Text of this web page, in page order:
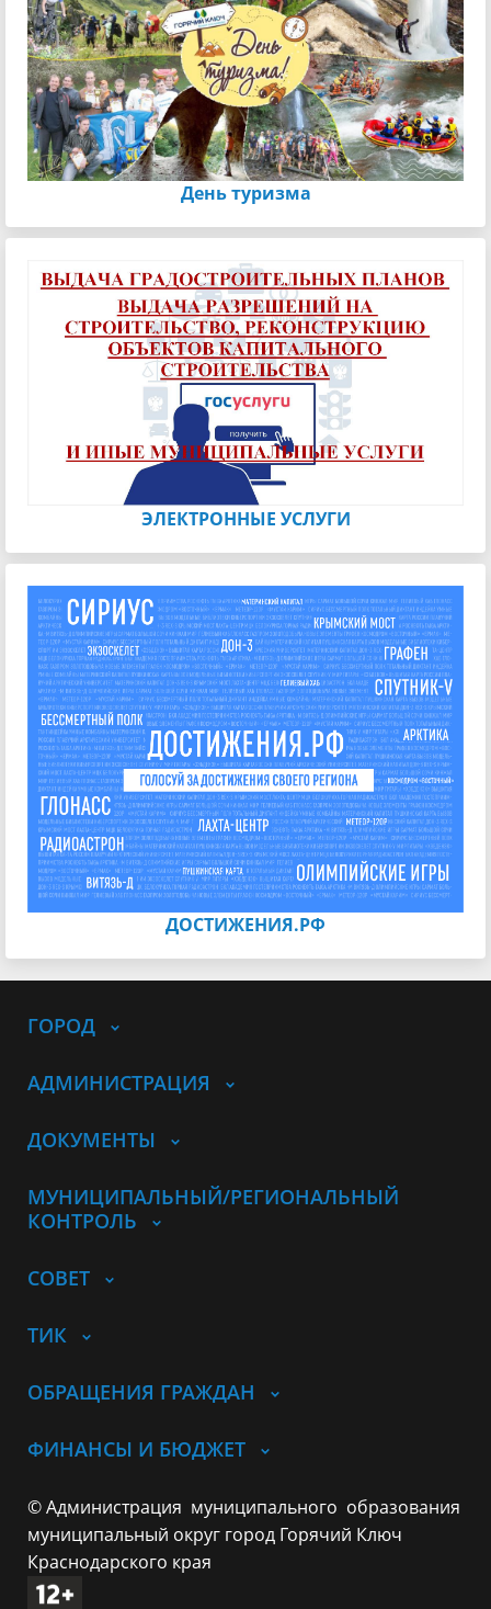
День туризма
ЭЛЕКТРОННЫЕ УСЛУГИ
ДОСТИЖЕНИЯ.РФ
ГОРОД
АДМИНИСТРАЦИЯ
ДОКУМЕНТЫ
МУНИЦИПАЛЬНЫЙ/РЕГИОНАЛЬНЫЙ
КОНТРОЛЬ
СОВЕТ
ТИК
ОБРАЩЕНИЯ ГРАЖДАН
ФИНАНСЫ И БЮДЖЕТ
© Администрация муниципального образования
муниципальный округ город Горячий Ключ
Краснодарского края